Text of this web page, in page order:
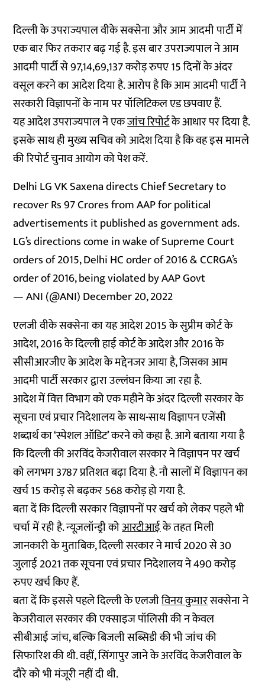
दिल्ली के उपराज्यपाल वीके सक्सेना और आम आदमी पार्टी में
एक बार फिर तकरार बढ़ गई है. इस बार उपराज्यपाल ने आम
आदमी पार्टी से 97,14,69,137 करोड़ रुपए 15 दिनों के अंदर
वसूल करने का आदेश दिया है. आरोप है कि आम आदमी पार्टी ने
सरकारी विज्ञापनों के नाम पर पॉलिटिकल एड छपवाए हैं.
यह आदेश उपराज्यपाल ने एकजांच रिपोर्टके आधार पर दिया है.
इसके साथ ही मुख्य सचिव को आदेश दिया है कि वह इस मामले
की रिपोर्ट चुनाव आयोग को पेश करें.
Delhi LG VK Saxena directs Chief Secretary to
recover Rs 97 Crores from AAP for political
advertisements it published as government ads.
LG’s directions come in wake of Supreme Court
orders of 2015, Delhi HC order of 2016 & CCRGA’s
order of 2016, being violated by AAP Govt
— ANI (@ANI)December 20, 2022
एलजी वीके सक्सेना का यह आदेश 2015 के सुप्रीम कोर्ट के
आदेश, 2016 के दिल्ली हाई कोर्ट के आदेश और 2016 के
सीसीआरजीए के आदेश के मद्देनजर आया है, जिसका आम
आदमी पार्टी सरकार द्वारा उल्लंघन किया जा रहा है.
आदेश में वित्त विभाग को एक महीने के अंदर दिल्ली सरकार के
सूचना एवं प्रचार निदेशालय के साथ-साथ विज्ञापन एजेंसी
शब्दार्थ का ‘स्पेशल ऑडिट’ करने को कहा है. आगे बताया गया है
कि दिल्ली की अरविंद केजरीवाल सरकार ने विज्ञापन पर खर्च
को लगभग 3787 प्रतिशत बढ़ा दिया है. नौ सालों में विज्ञापन का
खर्च 15 करोड़ से बढ़कर 568 करोड़ हो गया है.
बता दें कि दिल्ली सरकार विज्ञापनों पर खर्च को लेकर पहले भी
चर्चा में रही है. न्यूज़लॉन्ड्री कोआरटीआईके तहत मिली
जानकारी के मुताबिक, दिल्ली सरकार ने मार्च 2020 से 30
जुलाई 2021 तक सूचना एवं प्रचार निदेशालय ने 490 करोड़
रुपए खर्च किए हैं.
बता दें कि इससे पहले दिल्ली के एलजीविनय कुमारसक्सेना ने
केजरीवाल सरकार की एक्साइज पॉलिसी की न केवल
सीबीआई जांच, बल्कि बिजली सब्सिडी की भी जांच की
सिफारिश की थी. वहीं, सिंगापुर जाने के अरविंद केजरीवाल के
दौरे को भी मंजूरी नहीं दी थी.